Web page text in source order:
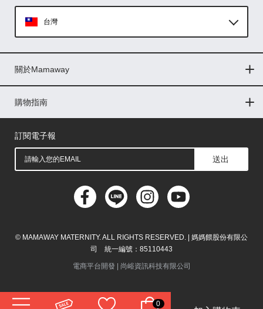
0
台灣
印尼
菲律賓
馬來西亞
關於Mamaway
門市據點
最新消息
品牌故事
人力招募
媒體花絮
隱私權聲明
CSR企業社會責任
購物指南
購物常見問題
退換貨問題
儲值金使用條款
購買儲值金
發票問題
會員權益
線上留言
吸乳器-免費體驗
訂閱電子報
送出
© MAMAWAY MATERNITY. ALL RIGHTS RESERVED. | 媽媽餵股份有限公
司 統一編號：85110443
電商平台開發 | 尚峪資訊科技有限公司